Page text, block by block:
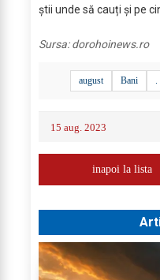
știi unde să cauți și pe
Sursa:dorohoinews.ro
august Bani .
15 aug. 2023
inapoi la lista